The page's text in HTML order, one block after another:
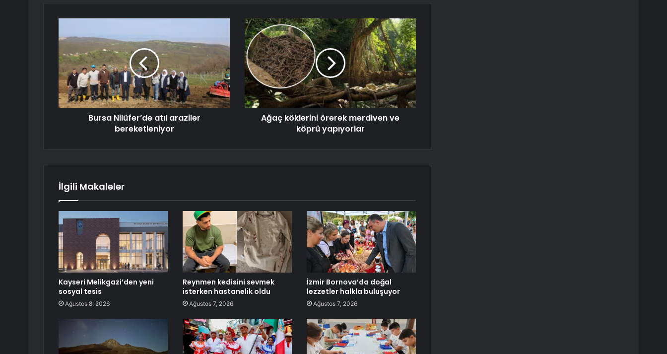
Bursa Nilüfer’de atıl araziler
bereketleniyor
Ağaç köklerini örerek merdiven ve
köprü yapıyorlar
İlgili Makaleler
Kayseri Melikgazi’den yeni
sosyal tesis
Ağustos 8, 2026
Reynmen kedisini sevmek
isterken hastanelik oldu
Ağustos 7, 2026
İzmir Bornova’da doğal
lezzetler halkla buluşuyor
Ağustos 7, 2026